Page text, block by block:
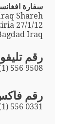
سفارة
Shareh
27/1/12
Iraq
رقم
556 9508
رقم
556 0331